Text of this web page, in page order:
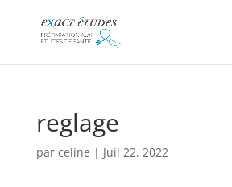
reglage
par celine | Juil 22, 2022